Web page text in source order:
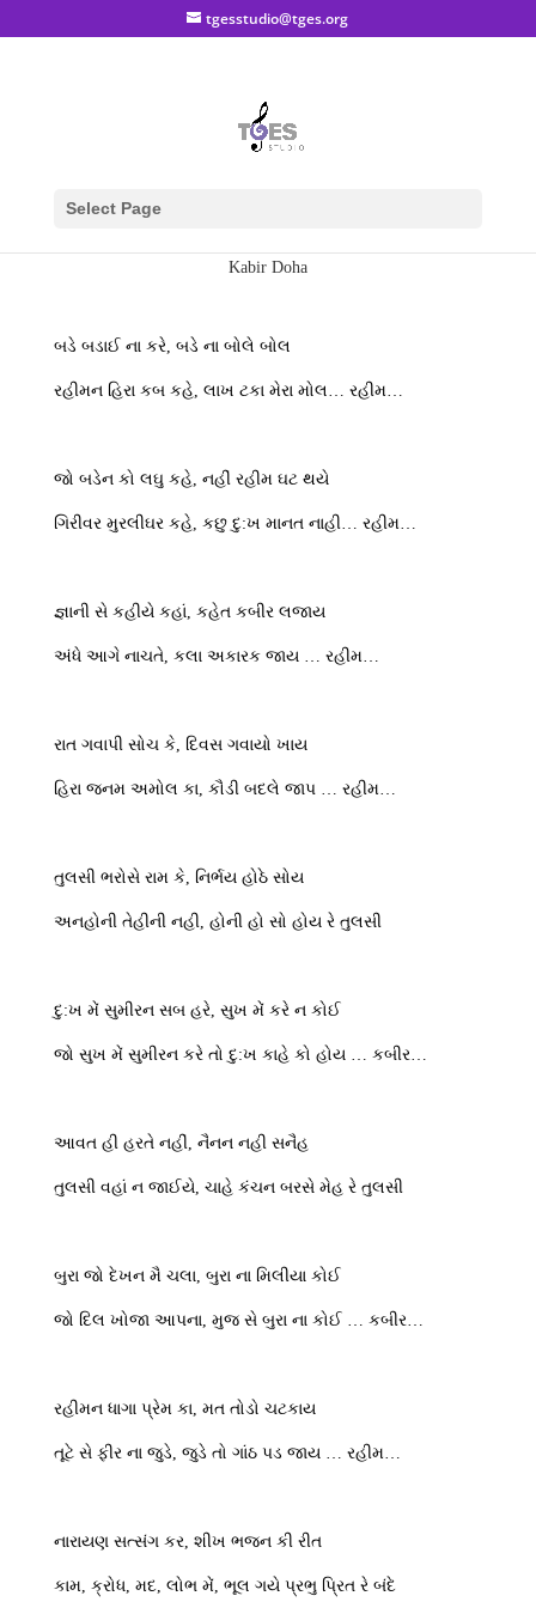
tgesstudio@tges.org
Select Page
Kabir Doha
બડે બડાઈ ના કરે, બડે ના બોલે બોલ
રહીમન હિરા કબ કહે, લાખ ટકા મેરા મોલ… રહીમ…
જો બડેન કો લઘુ કહે, નહીં રહીમ ઘટ થયે
ગિરીવર મુરલીઘર કહે, કછુ દુ:ખ માનત નાહી… રહીમ…
જ્ઞાની સે કહીયે કહાં, કહેત કબીર લજાય
અંધે આગે નાચતે, કલા અકારક જાય … રહીમ…
રાત ગવાપી સોચ કે, દિવસ ગવાયો ખાય
હિરા જનમ અમોલ કા, કૌડી બદલે જાપ … રહીમ…
તુલસી ભરોસે રામ કે, નિર્ભય હોઠે સોય
અનહોની તેહીની નહી, હોની હો સો હોય રે તુલસી
દુ:ખ મેં સુમીરન સબ હરે, સુખ મેં કરે ન કોઈ
જો સુખ મેં સુમીરન કરે તો દુ:ખ કાહે કો હોય … કબીર…
આવત હી હરતે નહીં, નૈનન નહી સનૈહ
તુલસી વહાં ન જાઈયે, ચાહે કંચન બરસે મેહ રે તુલસી
બુરા જો દેખન મૈ ચલા, બુરા ના મિલીયા કોઈ
જો દિલ ખોજા આપના, મુજ સે બુરા ના કોઈ … કબીર…
રહીમન ધાગા પ્રેમ કા, મત તોડો ચટકાય
તૂટે સે ફીર ના જુડે, જુડે તો ગાંઠ પડ જાય … રહીમ…
નારાયણ સત્સંગ કર, શીખ ભજન કી રીત
કામ, ક્રોધ, મદ, લોભ મેં, ભૂલ ગયે પ્રભુ પિ્રત રે બંદે